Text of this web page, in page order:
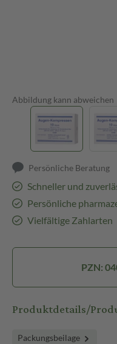
Abbildung kann abweichen
Persönliche Beratung
Schneller und
Persönliche
Vielfältige Zahlarten
PZN:
Produktdetails/
Packungsbeilage